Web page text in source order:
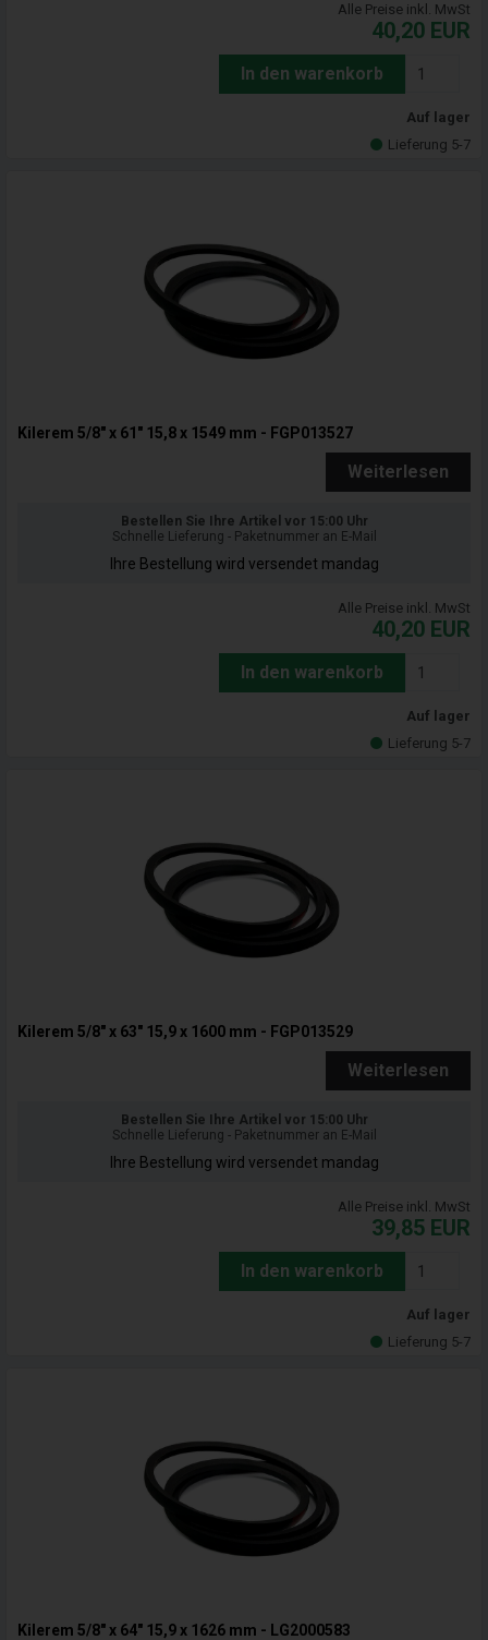
Alle Preise inkl. MwSt
40,20 EUR
In den warenkorb
Auf lager
Lieferung 5-7
Kilerem 5/8" x 61" 15,8 x 1549 mm - FGP013527
Weiterlesen
Bestellen Sie Ihre Artikel vor 15:00 Uhr
Schnelle Lieferung - Paketnummer an E-Mail
Ihre Bestellung wird versendet mandag
Alle Preise inkl. MwSt
40,20 EUR
In den warenkorb
Auf lager
Lieferung 5-7
Kilerem 5/8" x 63" 15,9 x 1600 mm - FGP013529
Weiterlesen
Bestellen Sie Ihre Artikel vor 15:00 Uhr
Schnelle Lieferung - Paketnummer an E-Mail
Ihre Bestellung wird versendet mandag
Alle Preise inkl. MwSt
39,85 EUR
In den warenkorb
Auf lager
Lieferung 5-7
Kilerem 5/8" x 64" 15,9 x 1626 mm - LG2000583